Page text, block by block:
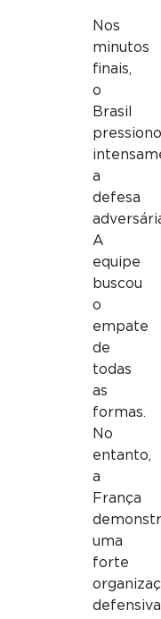
Nos
minutos
finais,
o
Brasil
a
defesa
A
equipe
buscou
o
empate
de
todas
as
formas.
No
entanto,
a
França
uma
forte